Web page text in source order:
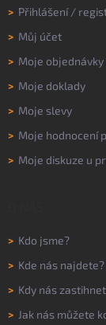
> Přihlášení/
> Můj účet
> Moje
> Moje doklady
> Moje slevy
> Moje hodnocení
> Moje diskuze u
> Kdo jsme?
> Kde nás najdete?
> Kdy nás
> Jak nás můžete